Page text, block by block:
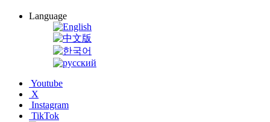
Language
Youtube
X
Instagram
TikTok